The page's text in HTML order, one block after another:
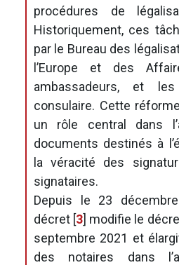
procédures de
Historiquement, ces
par le Bureau des
l’Europe et des
ambassadeurs, et
consulaire. Cette
un rôle central dans
documents destinés à
la véracité des
signataires.
Depuis le 23
décret [3] modifie le
septembre 2021 et
des notaires dans